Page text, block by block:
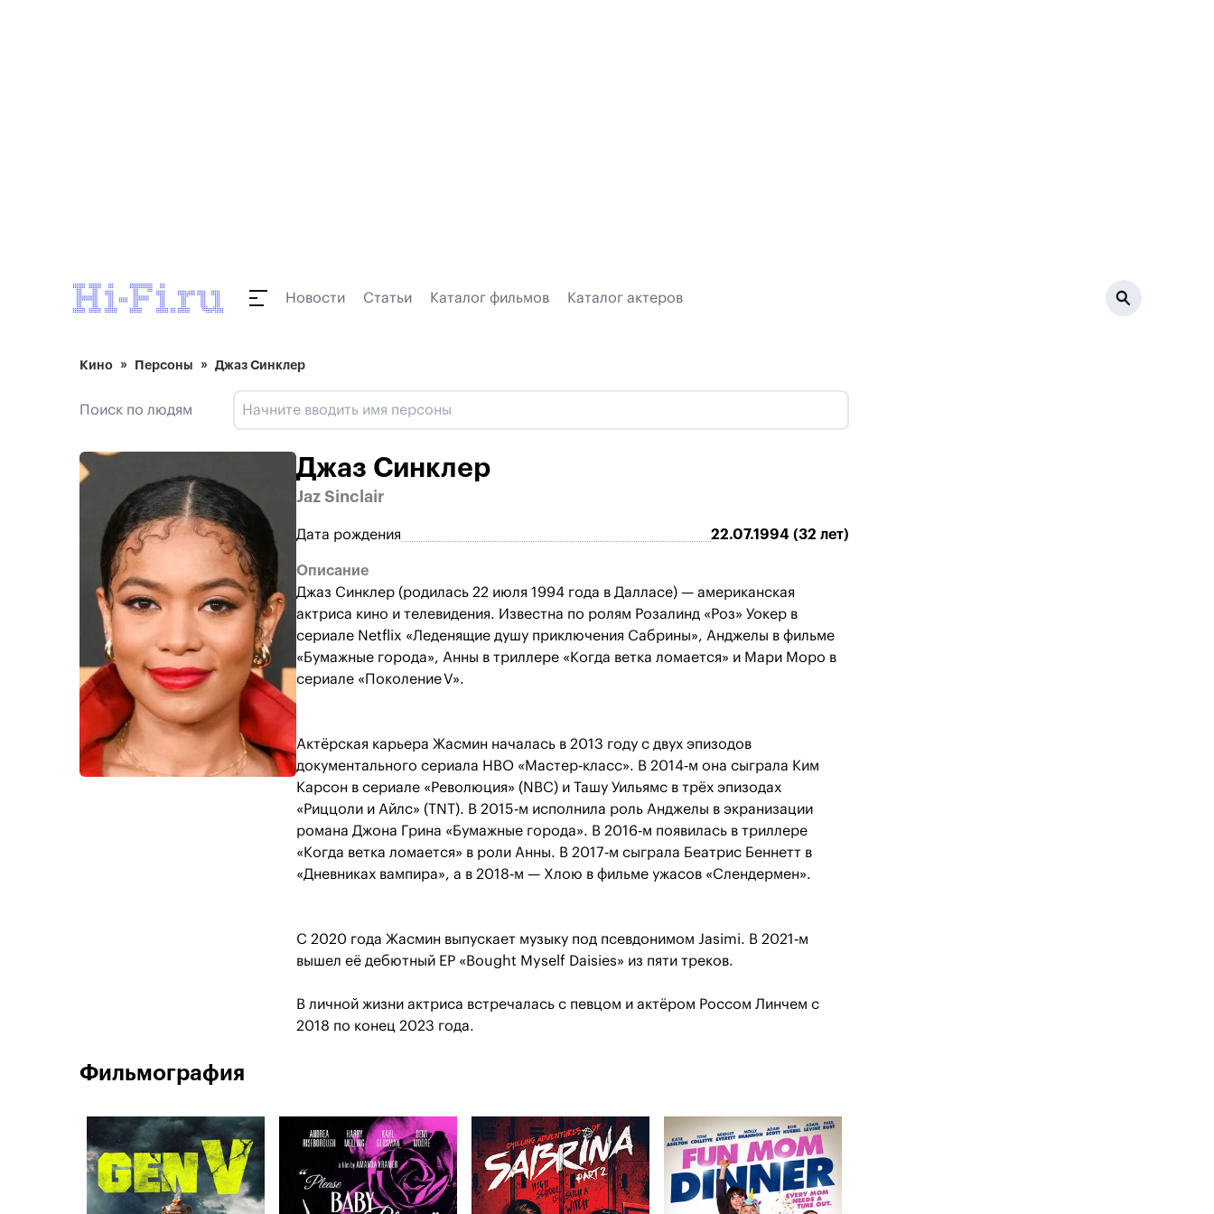
Новости Статьи Каталог фильмов Каталог актеров
Кино Персоны Джаз Синклер
Поиск по людям
Джаз Синклер
Jaz Sinclair
Дата рождения 22.07.1994 (32 лет)
Описание
Джаз Синклер (родилась 22 июля 1994 года в Далласе) — американская
актриса кино и телевидения. Известна по ролям Розалинд «Роз» Уокер в
сериале Netflix «Леденящие душу приключения Сабрины», Анджелы в фильме
«Бумажные города», Анны в триллере «Когда ветка ломается» и Мари Моро в
сериале «Поколение V».
Актёрская карьера Жасмин началась в 2013 году с двух эпизодов
документального сериала HBO «Мастер‑класс». В 2014‑м она сыграла Ким
Карсон в сериале «Революция» (NBC) и Ташу Уильямс в трёх эпизодах
«Риццоли и Айлс» (TNT). В 2015‑м исполнила роль Анджелы в экранизации
романа Джона Грина «Бумажные города». В 2016‑м появилась в триллере
«Когда ветка ломается» в роли Анны. В 2017‑м сыграла Беатрис Беннетт в
«Дневниках вампира», а в 2018‑м — Хлою в фильме ужасов «Слендермен».
С 2020 года Жасмин выпускает музыку под псевдонимом Jasimi. В 2021‑м
вышел её дебютный EP «Bought Myself Daisies» из пяти треков.
В личной жизни актриса встречалась с певцом и актёром Россом Линчем с
2018 по конец 2023 года.
Фильмография